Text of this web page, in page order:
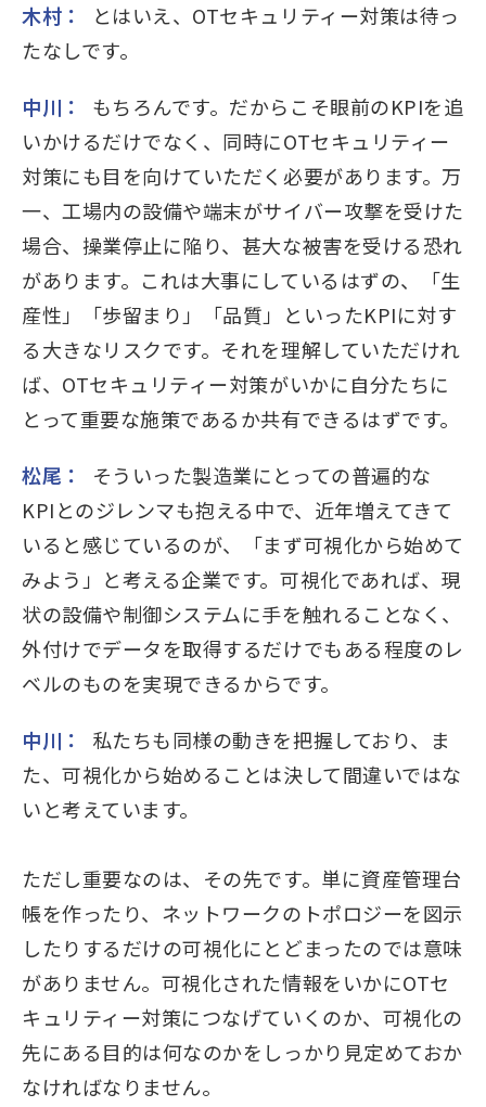
木村：
とはいえ、OTセキュリティー対策は待っ
たなしです。
中川：
もちろんです。だからこそ眼前のKPIを追
いかけるだけでなく、同時にOTセキュリティー
対策にも目を向けていただく必要があります。万
一、工場内の設備や端末がサイバー攻撃を受けた
場合、操業停止に陥り、甚大な被害を受ける恐れ
があります。これは大事にしているはずの、「生
産性」「歩留まり」「品質」といったKPIに対す
る大きなリスクです。それを理解していただけれ
ば、OTセキュリティー対策がいかに自分たちに
とって重要な施策であるか共有できるはずです。
松尾：
そういった製造業にとっての普遍的な
KPIとのジレンマも抱える中で、近年増えてきて
いると感じているのが、「まず可視化から始めて
みよう」と考える企業です。可視化であれば、現
状の設備や制御システムに手を触れることなく、
外付けでデータを取得するだけでもある程度のレ
ベルのものを実現できるからです。
中川：
私たちも同様の動きを把握しており、ま
た、可視化から始めることは決して間違いではな
いと考えています。
ただし重要なのは、その先です。単に資産管理台
帳を作ったり、ネットワークのトポロジーを図示
したりするだけの可視化にとどまったのでは意味
がありません。可視化された情報をいかにOTセ
キュリティー対策につなげていくのか、可視化の
先にある目的は何なのかをしっかり見定めておか
なければなりません。